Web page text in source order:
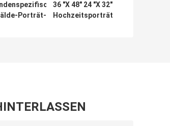
Porträt-
36 "X 48" 24 "X 32"
Hochzeitsporträt